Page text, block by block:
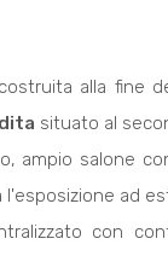
alla fine
situato al
ampio salone
l'esposizione ad
con